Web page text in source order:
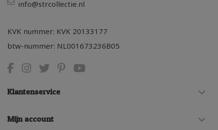
info@strcollectie.nl
KVK nummer: KVK 20133177
btw-nummer: NL001673236B05
Klantenservice
Mijn account